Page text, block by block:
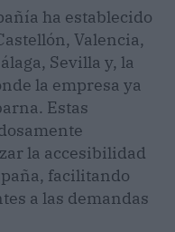
ha establecido
Valencia,
Sevilla y, la
la empresa ya
Estas
la accesibilidad
facilitando
a las demandas